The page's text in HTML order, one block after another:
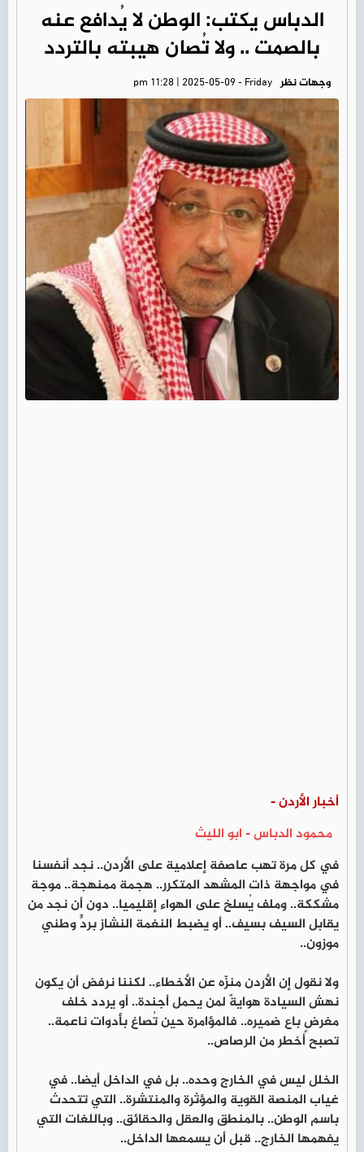
الدباس يكتب: الوطن لا يُدافع عنه
بالصمت .. ولا تُصان هيبته بالتردد
وجهات نظر pm 11:28 | 2025-05-09 - Friday
أخبار الأردن -
محمود الدباس - ابو الليث
في كل مرة تهب عاصفة إعلامية على الأردن.. نجد أنفسنا
في مواجهة ذات المشهد المتكرر.. هجمة ممنهجة.. موجة
مشككة.. وملف يُسلخ على الهواء إقليميا.. دون أن نجد من
يقابل السيف بسيف.. أو يضبط النغمة النشاز بردٍّ وطني
موزون..
ولا نقول إن الأردن منزّه عن الأخطاء.. لكننا نرفض أن يكون
نهش السيادة هوايةً لمن يحمل أجندة.. أو يردد خلف
مغرضٍ باع ضميره.. فالمؤامرة حين تُصاغ بأدوات ناعمة..
تصبح أخطر من الرصاص..
الخلل ليس في الخارج وحده.. بل في الداخل أيضا.. في
غياب المنصة القوية والمؤثرة والمنتشرة.. التي تتحدث
باسم الوطن.. بالمنطق والعقل والحقائق.. وباللغات التي
يفهمها الخارج.. قبل أن يسمعها الداخل..